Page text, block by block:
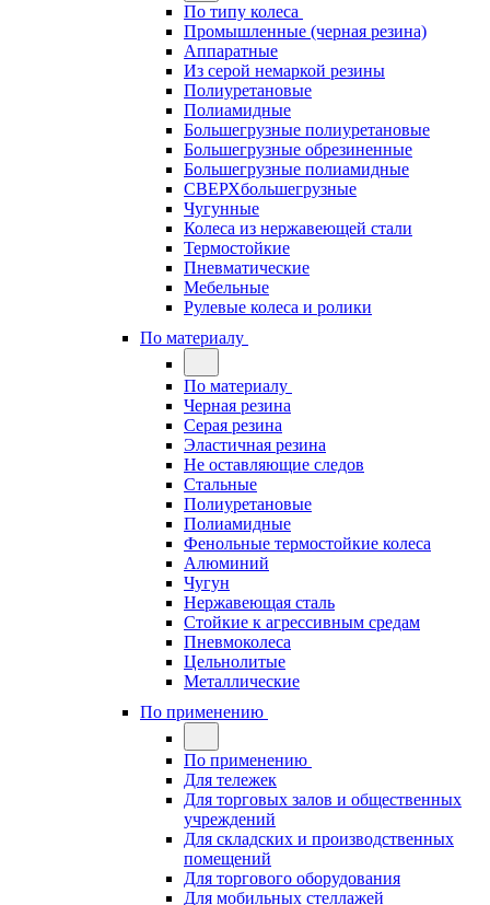
По типу колеса
Промышленные (черная резина)
Аппаратные
Из серой немаркой резины
Полиуретановые
Полиамидные
Большегрузные полиуретановые
Большегрузные обрезиненные
Большегрузные полиамидные
СВЕРХбольшегрузные
Чугунные
Колеса из нержавеющей стали
Термостойкие
Пневматические
Мебельные
Рулевые колеса и ролики
По материалу
По материалу
Черная резина
Серая резина
Эластичная резина
Не оставляющие следов
Стальные
Полиуретановые
Полиамидные
Фенольные термостойкие колеса
Алюминий
Чугун
Нержавеющая сталь
Стойкие к агрессивным средам
Пневмоколеса
Цельнолитые
Металлические
По применению
По применению
Для тележек
Для торговых залов и общественных
учреждений
Для складских и производственных
помещений
Для торгового оборудования
Для мобильных стеллажей